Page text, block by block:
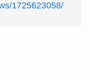
1725623058/